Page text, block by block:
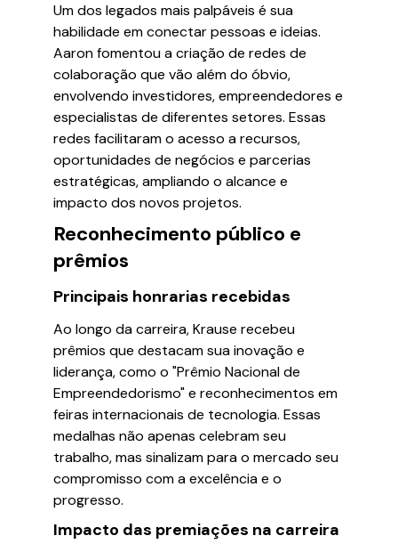
Um dos legados mais palpáveis é sua
habilidade em conectar pessoas e ideias.
Aaron fomentou a criação de redes de
colaboração que vão além do óbvio,
envolvendo investidores, empreendedores e
especialistas de diferentes setores. Essas
redes facilitaram o acesso a recursos,
oportunidades de negócios e parcerias
estratégicas, ampliando o alcance e
impacto dos novos projetos.
Reconhecimento público e
prêmios
Principais honrarias recebidas
Ao longo da carreira, Krause recebeu
prêmios que destacam sua inovação e
liderança, como o "Prêmio Nacional de
Empreendedorismo" e reconhecimentos em
feiras internacionais de tecnologia. Essas
medalhas não apenas celebram seu
trabalho, mas sinalizam para o mercado seu
compromisso com a excelência e o
progresso.
Impacto das premiações na carreira